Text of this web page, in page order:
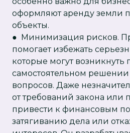
оформляют аренду земли
объекты.
● Минимизация рисков.
помогает избежать
которые могут возникнуть
самостоятельном
вопросов. Даже
от требований закона или
привести к финансовым
затягиванию дела или